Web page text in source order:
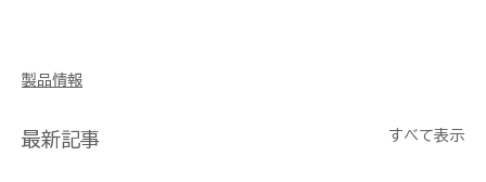
製品情報
最新記事 すべて表示